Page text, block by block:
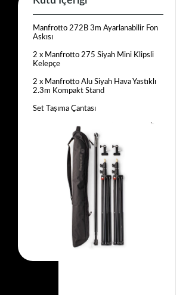
Manfrotto 272B3mAyarlanabilir Fon
Askısı
2 x Manfrotto 275Siyah Mini Klipsli
Kelepçe
2 x Manfrotto AluSiyah Hava Yastıklı
2.3m Kompakt Stand
Set Taşıma Çantası